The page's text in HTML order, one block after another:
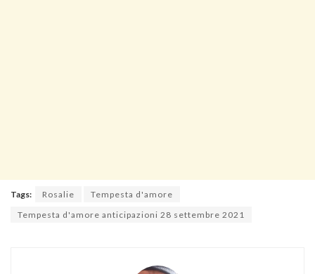
Tags: Rosalie
Tempesta d'amore
Tempesta d'amore anticipazioni 28 settembre 2021